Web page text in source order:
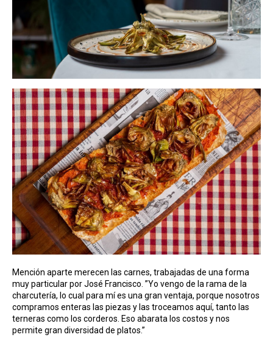
Mención aparte merecen las carnes, trabajadas de una forma
muy particular por José Francisco. ”Yo vengo de la rama de la
charcutería, lo cual para mí es una gran ventaja, porque nosotros
compramos enteras las piezas y las troceamos aquí, tanto las
terneras como los corderos. Eso abarata los costos y nos
permite gran diversidad de platos.”